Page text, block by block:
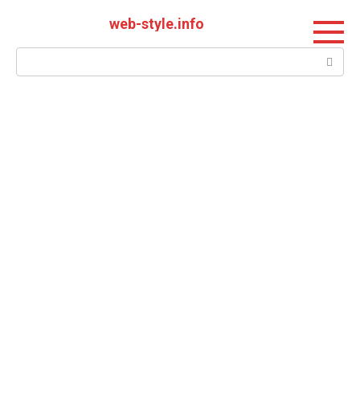
web-style.info
Поиск: